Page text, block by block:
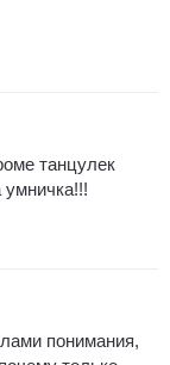
танцулек
умничка!!!
понимания,